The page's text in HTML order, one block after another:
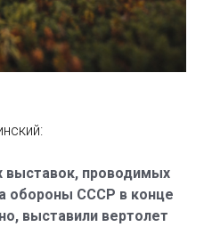
выставок, проводимых
обороны СССР в конце
выставили вертолет